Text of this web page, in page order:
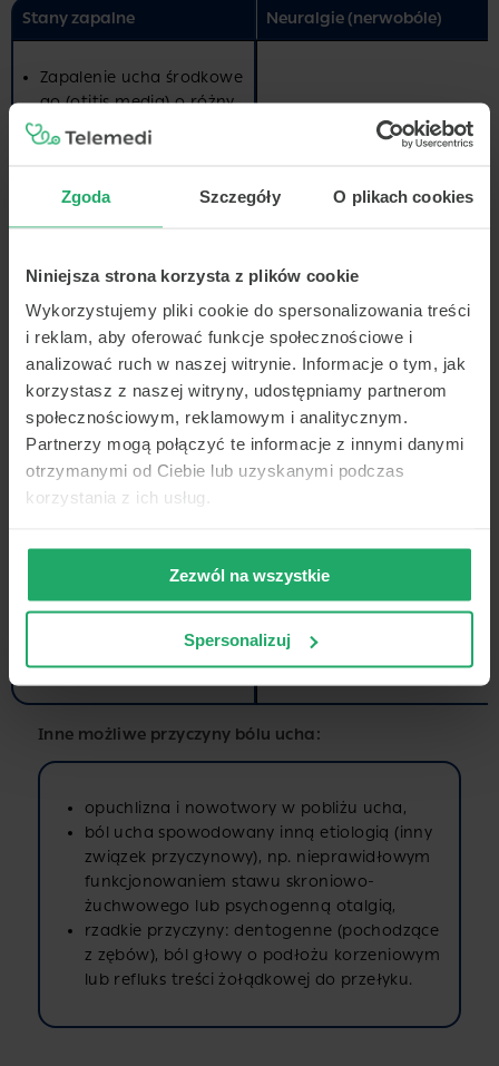
Zgoda Szczegóły O plikach cookies
Niniejsza strona korzysta z plików cookie
Wykorzystujemy pliki cookie do spersonalizowania treści
i reklam, aby oferować funkcje społecznościowe i
analizować ruch w naszej witrynie. Informacje o tym, jak
korzystasz z naszej witryny, udostępniamy partnerom
społecznościowym, reklamowym i analitycznym.
Partnerzy mogą połączyć te informacje z innymi danymi
otrzymanymi od Ciebie lub uzyskanymi podczas
korzystania z ich usług.
Zezwól na wszystkie
Spersonalizuj
Stany zapalne Neuralgie (nerwobóle)
Zapalenie ucha środkowe
go (otitis media) o różny
m przebiegu
Nagromadzenie płynu
mucotympanum)
Nieżyt przewodów słuch
Ostre zapalenie przewod
alenie ucha zewnętrzneg
o)
Wrzody przewodu słucho
wego
Półpasiec
Zapalenie chrząstki lub m
ałżowiny usznej (pericho
ndritis)
s) – rzadkie powikłanie za
o
Stany zapalne wywołane
przez sąsiednie narządy
ku lub dysfunkcją stawów
Zoster oticus (zapalenie k
omórek zwojów nerwow
ych i nerwów czaszkowyc
h wywołane przez wirus
Varizella zoster)
Neuralgia nerwu trójdziel
nego (ataki bólu w obsza
Inne możliwe przyczyny bólu ucha:
opuchlizna i nowotwory w pobliżu ucha,
ból ucha spowodowany inną etiologią (inny
związek przyczynowy), np. nieprawidłowym
funkcjonowaniem stawu skroniowo-
żuchwowego lub psychogenną otalgią,
rzadkie przyczyny: dentogenne (pochodzące
z zębów), ból głowy o podłożu korzeniowym
lub refluks treści żołądkowej do przełyku.